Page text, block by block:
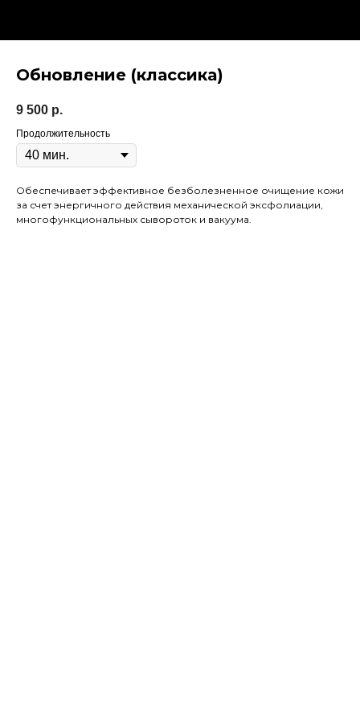
Обновление (классика)
9 500 р.
Продолжительность
Обеспечивает эффективное безболезненное очищение кожи
за счет энергичного действия механической эксфолиации,
многофункциональных сывороток и вакуума.